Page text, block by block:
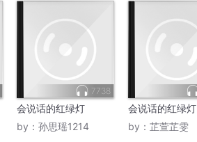
7738
会说话的红绿灯
by： 孙思瑶1214
会说话的红绿灯
by： 芷萱芷雯